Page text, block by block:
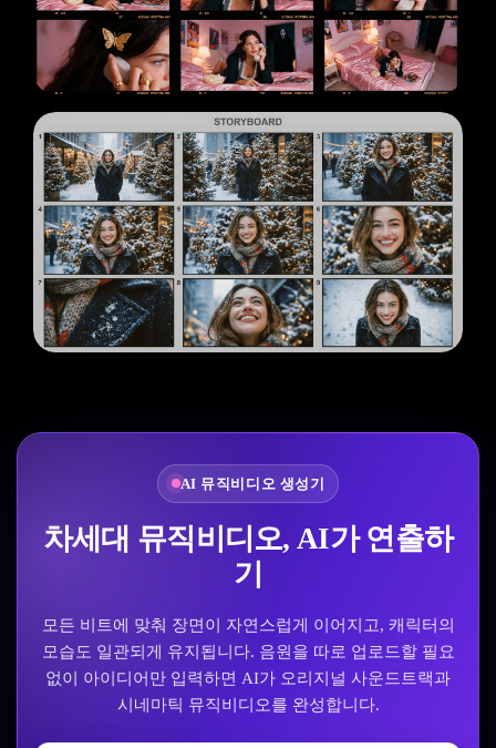
AI 뮤직비디오 생성기
차세대 뮤직비디오, AI가 연출하
기
모든 비트에 맞춰 장면이 자연스럽게 이어지고, 캐릭터의
모습도 일관되게 유지됩니다. 음원을 따로 업로드할 필요
없이 아이디어만 입력하면 AI가 오리지널 사운드트랙과
시네마틱 뮤직비디오를 완성합니다.